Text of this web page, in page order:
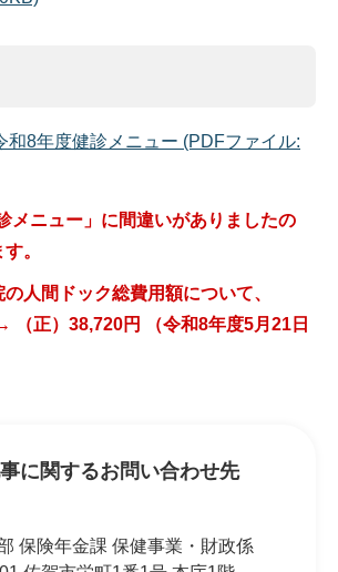
和8年度健診メニュー (PDFファイル:
メニュー」に間違いがありましたの
。
人間ドック総費用額について、
（正）38,720円 （令和8年度5月21日
に関するお問い合わせ先
保険年金課 保健事業・財政係